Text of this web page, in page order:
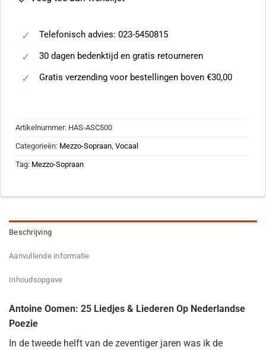
Telefonisch advies: 023-5450815
30 dagen bedenktijd en gratis retourneren
Gratis verzending voor bestellingen boven €30,00
Artikelnummer: HAS-ASC500
Categorieën: Mezzo-Sopraan, Vocaal
Tag: Mezzo-Sopraan
Beschrijving
Aanvullende informatie
Inhoudsopgave
Antoine Oomen: 25 Liedjes & Liederen Op Nederlandse
Poezie
In de tweede helft van de zeventiger jaren was ik de